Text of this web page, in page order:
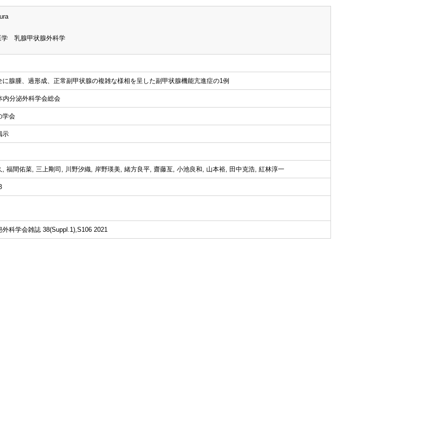
学 乳腺甲状腺外科学
に腺腫、過形成、正常副甲状腺の複雑な様相を呈した副甲状腺機能亢進症の1例
内分泌外科学会総会
学会
示
福間佑菜, 三上剛司, 川野汐織, 岸野瑛美, 緒方良平, 齋藤亙, 小池良和, 山本裕, 田中克浩, 紅林淳一
外科学会雑誌 38(Suppl.1),S106 2021